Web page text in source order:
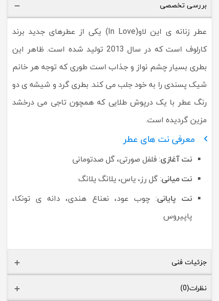
بررسی تخصصی
عطر زنانه ی این لاو(In Love) یکی از عطرهای جدید برند
کارلوف است که در سال 2013 تولید شده است. ظاهر این
بطری بسیار چشم نواز و جذاب است طوری که توجه هر خانم
شیک پسندی را به خود جلب می کند. بطری گرد و شیشه ی دو
رنگ عطر با یک درپوش طلایی که همچون تاجی می درخشد
مزین گردیده است.
معرفی نت های عطر
نت آغازی: فلفل صورتی، گل صدتومانی
نت میانی: گل رز، یاس، یلانگ یلانگ
نت پایانی: چوب عود، نعناع هندی، دانه ی تونکا،
پاپیروس
جزئیات فنی
نظرات(0)